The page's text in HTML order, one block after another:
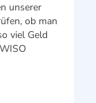
unserer
ob man
viel Geld